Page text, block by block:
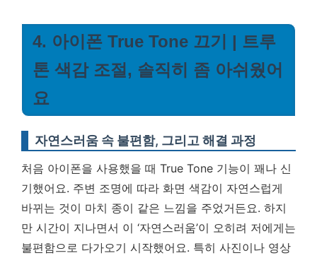
4. 아이폰 True Tone 끄기 | 트루
톤 색감 조절, 솔직히 좀 아쉬웠어
요
자연스러움 속 불편함, 그리고 해결 과정
처음 아이폰을 사용했을 때 True Tone 기능이 꽤나 신
기했어요. 주변 조명에 따라 화면 색감이 자연스럽게
바뀌는 것이 마치 종이 같은 느낌을 주었거든요. 하지
만 시간이 지나면서 이 ‘자연스러움’이 오히려 저에게는
불편함으로 다가오기 시작했어요. 특히 사진이나 영상